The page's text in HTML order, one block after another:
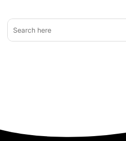
Buscar: